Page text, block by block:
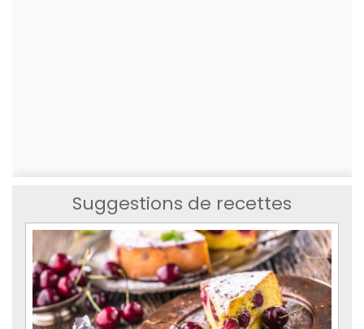
Suggestions de recettes